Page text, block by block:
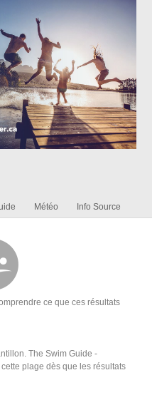
Météo Info Source
ce que ces résultats
The Swim Guide -
plage dès que les résultats